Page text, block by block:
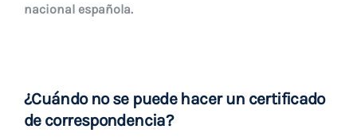
nacional española.
¿Cuándo no se puede hacer un certificado
de correspondencia?